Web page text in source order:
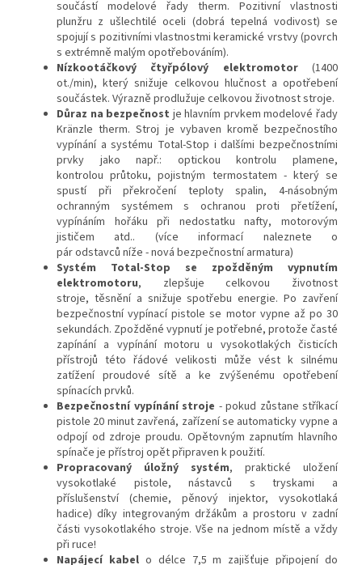
součástí modelové řady therm. Pozitivní vlastnosti
plunžru z ušlechtilé oceli (dobrá tepelná vodivost) se
spojují s pozitivními vlastnostmi keramické vrstvy (povrch
s extrémně malým opotřebováním).
Nízkootáčkový čtyřpólový elektromotor(1400
ot./min), který snižuje celkovou hlučnost a opotřebení
součástek. Výrazně prodlužuje celkovou životnost stroje.
Důraz na bezpečnost je hlavním prvkem modelové řady
Kränzle therm. Stroj je vybaven kromě bezpečnostího
vypínání a systému Total-Stop i dalšími bezpečnostními
prvky jako např.: optickou kontrolu plamene,
kontrolou průtoku, pojistným termostatem - který se
spustí při překročení teploty spalin, 4-násobným
ochranným systémem s ochranou proti přetížení,
vypínáním hořáku při nedostatku nafty, motorovým
jističem atd.. (více informací naleznete o
pár odstavců níže - nová bezpečnostní armatura)
Systém Total-Stop se zpožděným vypnutím
elektromotoru, zlepšuje celkovou životnost
stroje, těsnění a snižuje spotřebu energie. Po zavření
bezpečnostní vypínací pistole se motor vypne až po 30
sekundách. Zpožděné vypnutí je potřebné, protože časté
zapínání a vypínání motoru u vysokotlakých čisticích
přístrojů této řádové velikosti může vést k silnému
zatížení proudové sítě a ke zvýšenému opotřebení
spínacích prvků.
Bezpečnostní vypínání stroje - pokud zůstane stříkací
pistole 20 minut zavřená, zařízení se automaticky vypne a
odpojí od zdroje proudu. Opětovným zapnutím hlavního
spínače je přístroj opět připraven k použití.
Propracovaný úložný systém, praktické uložení
vysokotlaké pistole, nástavců s tryskami a
příslušenství (chemie, pěnový injektor, vysokotlaká
hadice) díky integrovaným držákům a prostoru v zadní
části vysokotlakého stroje. Vše na jednom místě a vždy
při ruce!
Napájecí kabelo délce 7,5 m zajišťuje připojení do